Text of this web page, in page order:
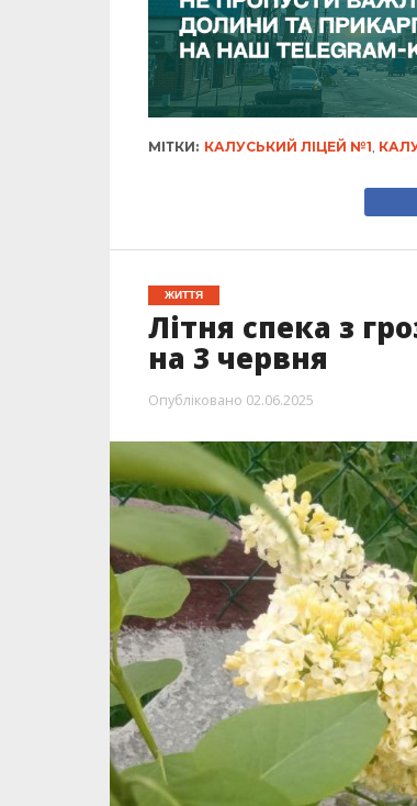
МІТКИ: КАЛУСЬКИЙ ЛІЦЕЙ №1,
ЖИТТЯ
Літня спека з
на 3 червня
Опубліковано 02.06.2025